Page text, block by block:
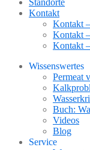
Standorte
Kontakt
Kontakt
Kontakt
Kontakt
Wissenswertes
Permeat
Buch:
Videos
Blog
Service